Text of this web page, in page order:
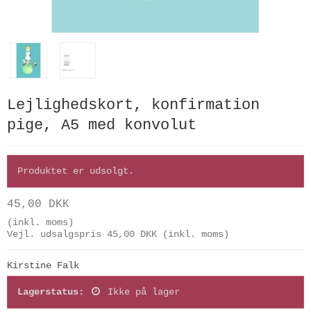
Lejlighedskort, konfirmation
pige, A5 med konvolut
Produktet er udsolgt.
45,00 DKK
(inkl. moms)
Vejl. udsalgspris 45,00 DKK
(inkl. moms)
Kirstine Falk
Lagerstatus: Ikke på lager